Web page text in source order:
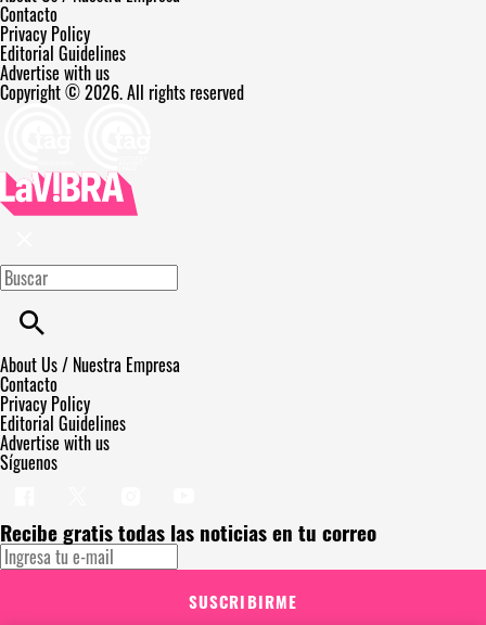
Contacto
Privacy Policy
Editorial Guidelines
Advertise with us
Copyright © 2026. All rights reserved
About Us / Nuestra Empresa
Contacto
Privacy Policy
Editorial Guidelines
Advertise with us
Síguenos
Recibe gratis todas las noticias en tu correo
SUSCRIBIRME